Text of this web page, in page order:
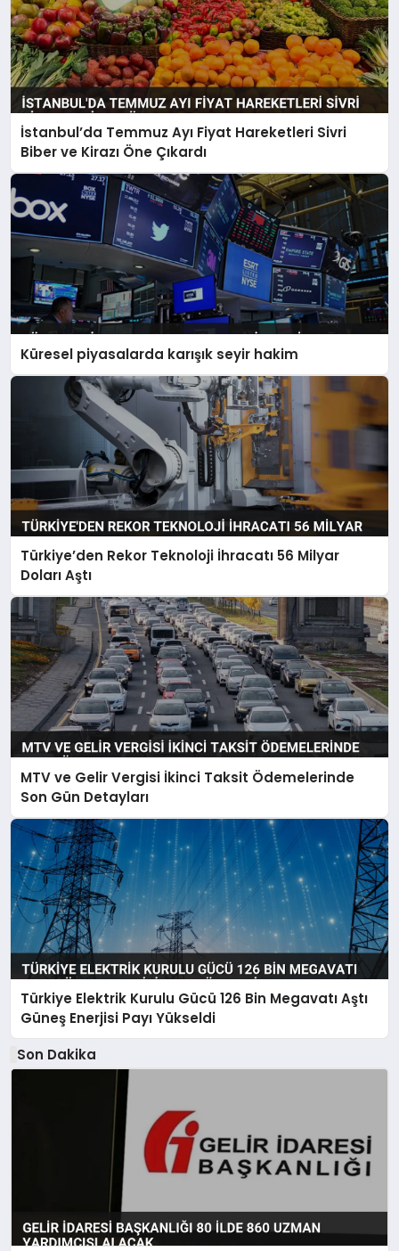
İstanbul’da Temmuz Ayı Fiyat Hareketleri Sivri
Biber ve Kirazı Öne Çıkardı
Küresel piyasalarda karışık seyir hakim
Türkiye’den Rekor Teknoloji İhracatı 56 Milyar
Doları Aştı
MTV ve Gelir Vergisi İkinci Taksit Ödemelerinde
Son Gün Detayları
Türkiye Elektrik Kurulu Gücü 126 Bin Megavatı Aştı
Güneş Enerjisi Payı Yükseldi
Son Dakika